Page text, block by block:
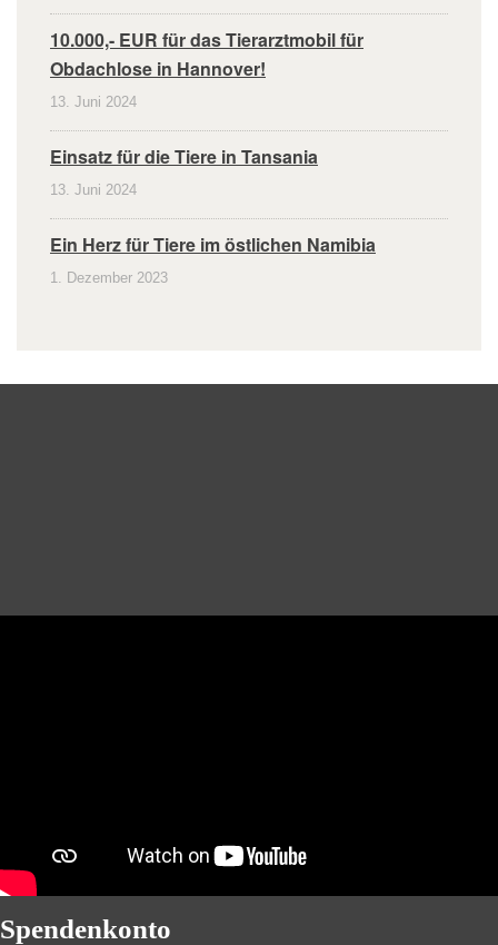
10.000,- EUR für das Tierarztmobil für
Obdachlose in Hannover!
13. Juni 2024
Einsatz für die Tiere in Tansania
13. Juni 2024
Ein Herz für Tiere im östlichen Namibia
1. Dezember 2023
Spendenkonto